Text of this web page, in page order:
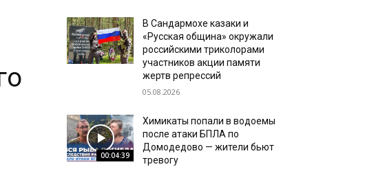
В Сандармохе казаки и
«Русская община» окружали
российскими триколорами
участников акции памяти
жертв репрессий
05.08.2026
00:04:39
Химикаты попали в водоемы
после атаки БПЛА по
Домодедово — жители бьют
тревогу